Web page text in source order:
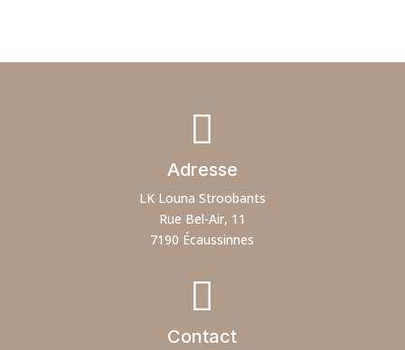

Adresse
LK Louna Stroobants
Rue Bel-Air, 11
7190 Écaussinnes

Contact